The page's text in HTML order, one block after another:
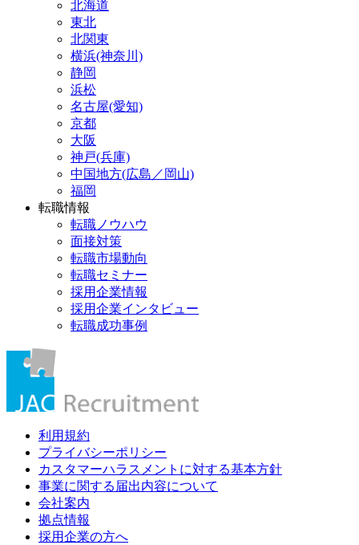
北海道
東北
北関東
横浜(神奈川)
静岡
浜松
名古屋(愛知)
京都
大阪
神戸(兵庫)
中国地方(広島／岡山)
福岡
転職情報
転職ノウハウ
面接対策
転職市場動向
転職セミナー
採用企業情報
採用企業インタビュー
転職成功事例
利用規約
プライバシーポリシー
カスタマーハラスメントに対する基本方針
事業に関する届出内容について
会社案内
拠点情報
採用企業の方へ